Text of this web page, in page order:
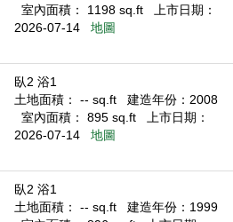
室內面積： 1198 sq.ft
上市日期：
2026-07-14
地圖
臥2 浴1
土地面積： -- sq.ft
建造年份：2008
室內面積： 895 sq.ft
上市日期：
2026-07-14
地圖
臥2 浴1
土地面積： -- sq.ft
建造年份：1999